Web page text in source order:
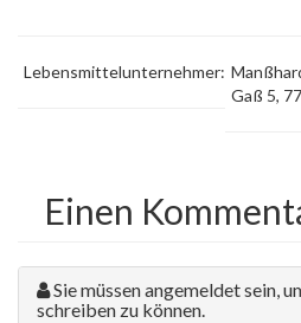
Lebensmittelunternehmer:
Gaß 5,
Einen
Sie müssen angemeldet sein,
schreiben zu können.